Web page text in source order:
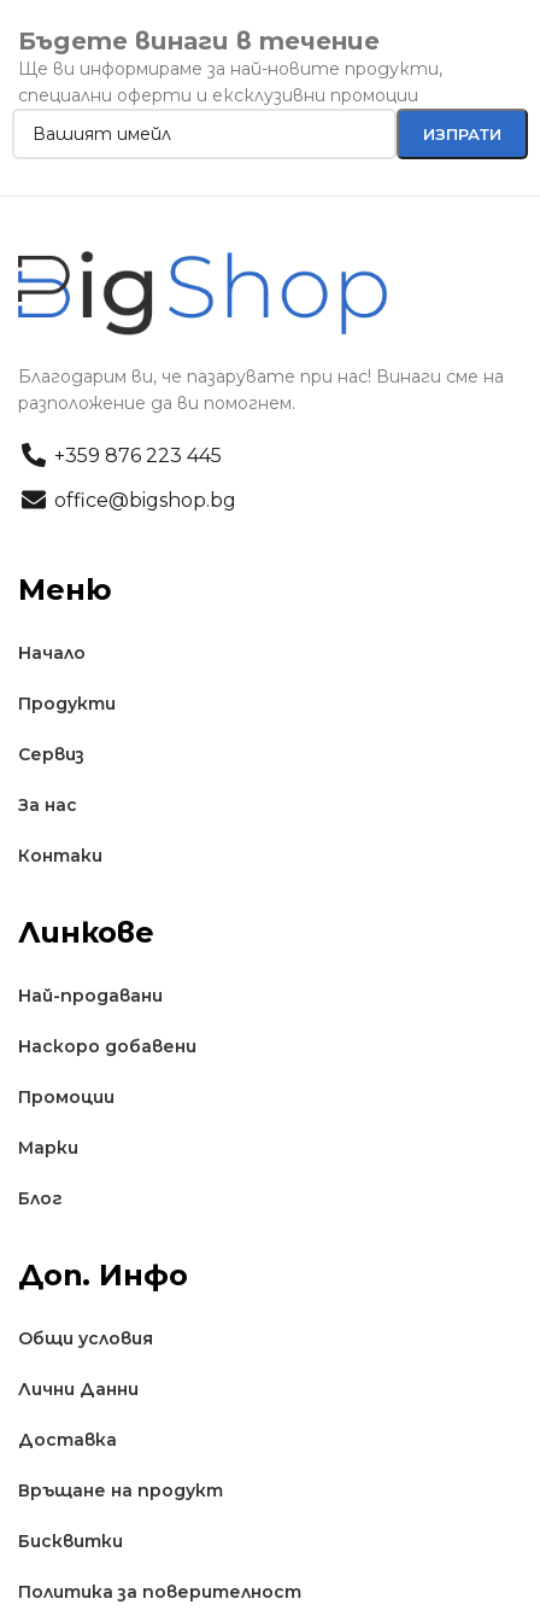
Бъдете винаги в течение
Ще ви информираме за най-новите продукти,
специални оферти и ексклузивни промоции
Благодарим ви, че пазарувате при нас! Винаги сме на
разположение да ви помогнем.
+359 876 223 445
office@bigshop.bg
Меню
Начало
Продукти
Сервиз
За нас
Контаки
Линкове
Най-продавани
Наскоро добавени
Промоции
Марки
Блог
Доп. Инфо
Общи условия
Лични Данни
Доставкa
Връщане на продукт
Бисквитки
Политика за поверителност